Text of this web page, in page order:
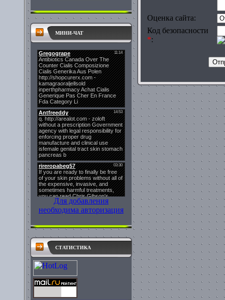
МИНИ-ЧАТ
Для добавления
необходима авторизация
СТАТИСТИКА
Оценка сайта:
Код безопасности
*: